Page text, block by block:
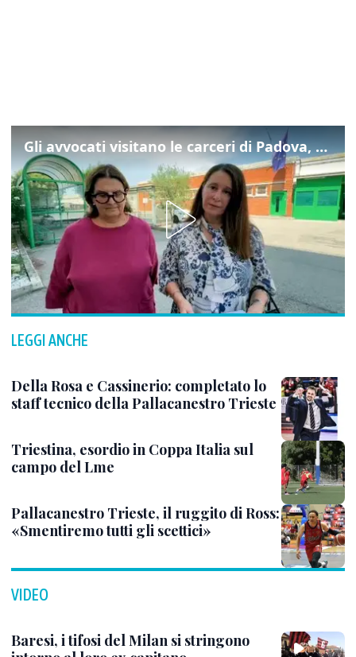
Gli avvocati visitano le carceri di Padova, ecco cosa hanno trovato
LEGGI ANCHE
Della Rosa e Cassinerio: completato lo
staff tecnico della Pallacanestro Trieste
Triestina, esordio in Coppa Italia sul
campo del Lme
Pallacanestro Trieste, il ruggito di Ross:
«Smentiremo tutti gli scettici»
VIDEO
Baresi, i tifosi del Milan si stringono